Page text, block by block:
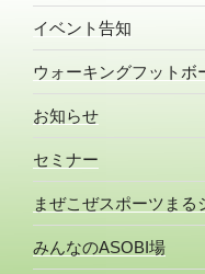
イベント告知
ウォーキングフットボ
お知らせ
セミナー
まぜこぜスポーツまる
みんなのASOBI場